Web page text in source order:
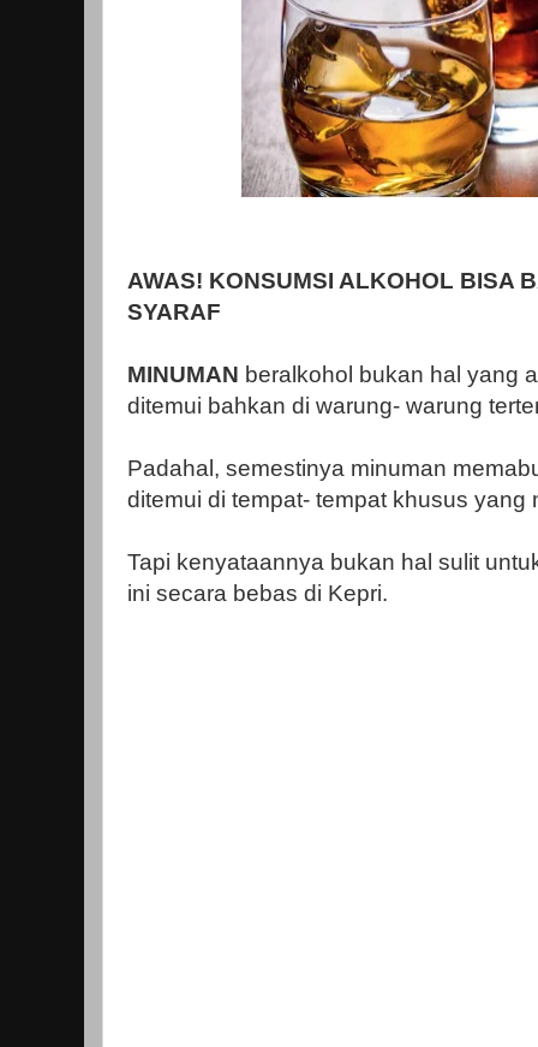
AWAS! KONSUMSI ALKOHOL BISA
SYARAF
MINUMAN beralkohol bukan hal yang
ditemui bahkan di warung- warung
Padahal, semestinya minuman
ditemui di tempat- tempat khusus yang
Tapi kenyataannya bukan hal sulit
ini secara bebas di Kepri.